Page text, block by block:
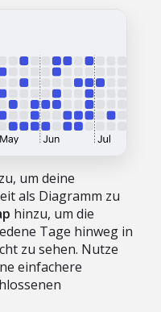
um deine
als Diagramm zu
hinzu, um die
Tage hinweg in
zu sehen. Nutze
einfachere